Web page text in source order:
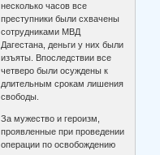
несколько часов все
преступники были схвачены
сотрудниками МВД
Дагестана, деньги у них были
изъяты. Впоследствии все
четверо были осуждены к
длительным срокам лишения
свободы.
За мужество и героизм,
проявленные при проведении
операции по освобождению